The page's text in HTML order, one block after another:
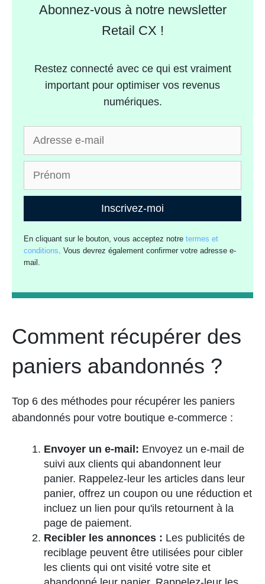
Abonnez-vous à notre newsletter
Retail CX !
Restez connecté avec ce qui est vraiment
important pour optimiser vos revenus
numériques.
Inscrivez-moi
En cliquant sur le bouton, vous acceptez notretermes et
conditions. Vous devrez également confirmer votre adresse e-
mail.
Comment récupérer des
paniers abandonnés ?
Top 6 des méthodes pour récupérer les paniers
abandonnés pour votre boutique e-commerce :
Envoyer un e-mail: Envoyez un e-mail de
suivi aux clients qui abandonnent leur
panier. Rappelez-leur les articles dans leur
panier, offrez un coupon ou une réduction et
incluez un lien pour qu'ils retournent à la
page de paiement.
Recibler les annonces : Les publicités de
reciblage peuvent être utilisées pour cibler
les clients qui ont visité votre site et